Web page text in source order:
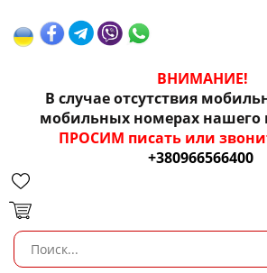
ВНИМАНИЕ!
В случае отсутствия
мобильных номерах нашего
ПРОСИМ писать или
+380966566400